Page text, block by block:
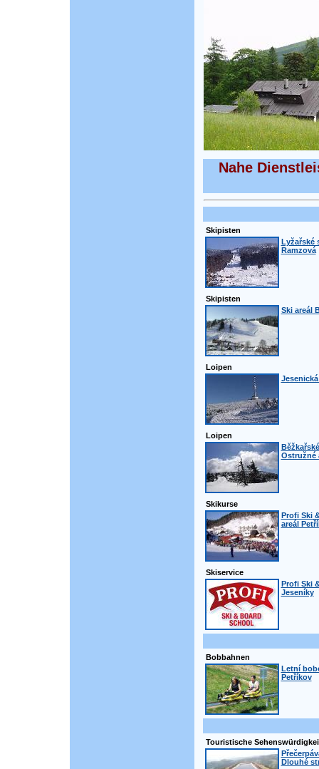
Nahe
Skipisten
Lyžařské
Ramzová
Skipisten
Ski areál
Loipen
Loipen
Ostružné
Skikurse
Profi Ski
areál
Skiservice
Profi Ski
Jeseníky
Bobbahnen
Letní
Petříkov
Touristische
Dlouhé